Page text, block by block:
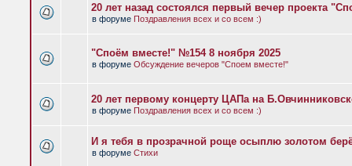
20 лет назад состоялся первый вечер проекта
в форуме Поздравления всех и со всем :)
"Споём вместе!" №154 8 ноября 2025
в форуме Обсуждение вечеров "Споем вместе!"
20 лет первому концерту ЦАПа на
в форуме Поздравления всех и со всем :)
И я тебя в прозрачной роще осыплю золотом
в форуме Стихи